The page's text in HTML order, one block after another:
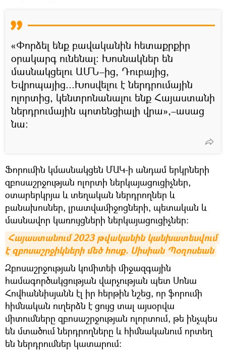
«Փորձել ենք բավականին հետաքրքիր
օրակարգ ունենալ։ Խոսնակներ են
մասնակցելու ԱՄՆ–ից, Դուբայից,
Եվրոպայից...Խոսվելու է ներդրումային
ոլորտից, կենտրոնանալու ենք Հայաստանի
ներդրումային պոտենցիալի վրա»,–ասաց
նա։
Ֆորումին կմասնակցեն ՄԱԿ-ի անդամ երկրների
զբոսաշրջության ոլորտի ներկայացուցիչներ,
օտարերկրյա և տեղական ներդրողներ և
բանախոսներ, լրատվամիջոցների, պետական և
մասնավոր կառույցների ներկայացուցիչներ։
Հայաստանում 2023 թվականին կանխատեսվում
է զբոսաշրջիկների մեծ հոսք. Սիսիան Պօղոսեան
Զբոսաշրջության կոմիտեի միջազգային
համագործակցության վարչության պետ Սոնա
Հովհաննիսյանն էլ իր հերթին նշեց, որ ֆորումի
հիմնական ուղերձն է ցույց տալ այսօրվա
միտումները զբոսաշրջության ոլորտում, թե ինչպես
են մտածում ներդրողները և հիմնականում որտեղ
են ներդրումներ կատարում։